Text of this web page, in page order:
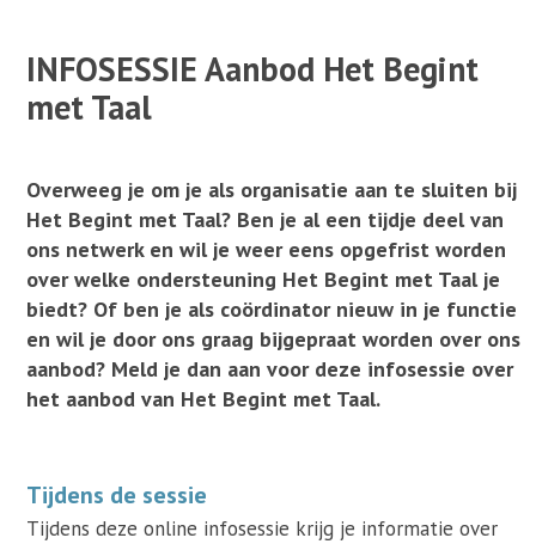
INFOSESSIE Aanbod Het Begint
met Taal
Overweeg je om je als organisatie aan te sluiten bij
Het Begint met Taal? Ben je al een tijdje deel van
ons netwerk en wil je weer eens opgefrist worden
over welke ondersteuning Het Begint met Taal je
biedt? Of ben je als coördinator nieuw in je functie
en wil je door ons graag bijgepraat worden over ons
aanbod? Meld je dan aan voor deze infosessie over
het aanbod van Het Begint met Taal.
Tijdens de sessie
Tijdens deze online infosessie krijg je informatie over